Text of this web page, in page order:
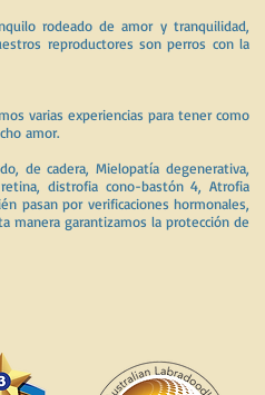
rodeado de amor y tranquilidad,
reproductores son perros con la
varias experiencias para tener como
amor.
de cadera, Mielopatía degenerativa,
distrofia cono-bastón 4, Atrofia
pasan por verificaciones hormonales,
manera garantizamos la protección de